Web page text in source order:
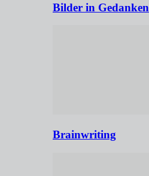
Bilder in Gedanken
Brainwriting